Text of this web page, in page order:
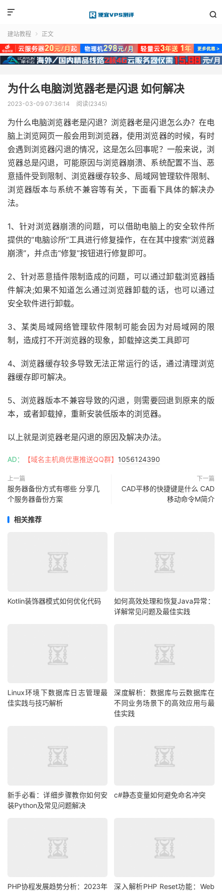


建站教程  正文
为什么电脑浏览器老是闪退 如何解决
2023-03-09 07:36:14 阅读(2345)
为什么电脑浏览器老是闪退？浏览器老是闪退怎么办？在电
脑上浏览网页一般会用到浏览器，使用浏览器的时候，有时
会遇到浏览器闪退的情况，这是怎么回事呢？一般来说，浏
览器总是闪退，可能原因与浏览器崩溃、系统配置不当、恶
意插件受到限制、浏览器缓存较多、局域网管理软件限制、
浏览器版本与系统不兼容等有关，下面看下具体的解决办
法。
1、针对浏览器崩溃的问题，可以借助电脑上的安全软件所
提供的”电脑诊所”工具进行修复操作，在在其中搜索”浏览器
崩溃”，并点击“修复”按钮进行修复即可。
2、针对恶意插件限制造成的问题，可以通过卸载浏览器插
件解决;如果不知道怎么通过浏览器卸载的话，也可以通过
安全软件进行卸载。
3、某类局域网络管理软件限制可能会因为对局域网的限
制，造成打不开浏览器的现象，卸载掉这类工具即可
4、浏览器缓存较多导致无法正常运行的话，通过清理浏览
器缓存即可解决。
5、浏览器版本不兼容导致的闪退，则需要回退到原来的版
本，或者卸载掉，重新安装低版本的浏览器。
以上就是浏览器老是闪退的原因及解决办法。
AD： 【域名主机商优惠推送QQ群】 1056124390
上一篇
服务器备份方式有哪些 分享几
个服务器备份方案
下一篇
CAD平移的快捷键是什么 CAD
移动命令M简介
相关推荐
Kotlin装饰器模式如何优化代码
如何高效处理和恢复Java异常：
详解常见问题及最佳实践
Linux环境下数据库日志管理最
佳实践与技巧解析
深度解析：数据库与云数据库在
不同业务场景下的高效应用与最
佳实践
新手必看：详细步骤教你如何安
装Python及常见问题解决
c#静态变量如何避免命名冲突
PHP协程发展趋势分析：2023年 深入解析PHP Reset功能：Web